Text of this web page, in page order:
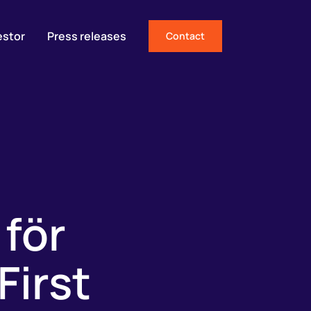
Press releases Contact